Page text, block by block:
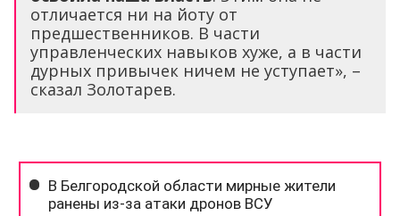
отличается ни на йоту от
предшественников. В части
управленческих навыков хуже, а в части
дурных привычек ничем не уступает», –
сказал Золотарев.